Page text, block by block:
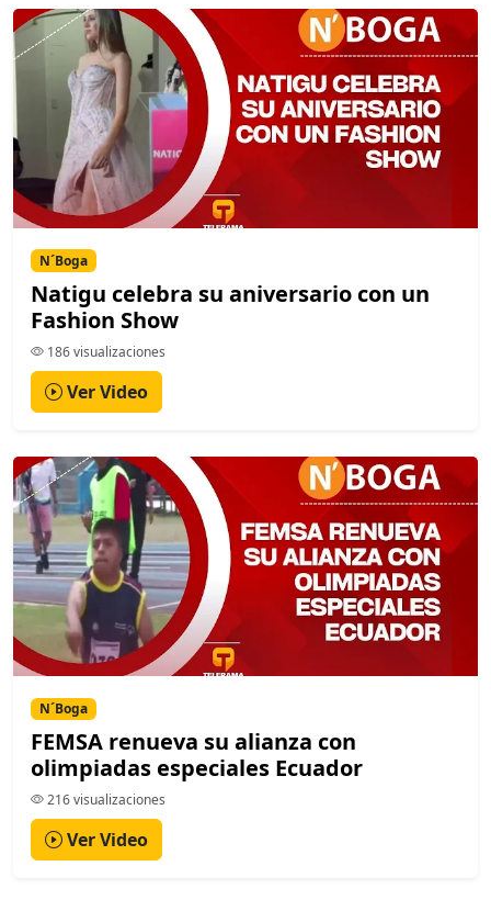
N´Boga
Natigu celebra su aniversario con un
Fashion Show
186 visualizaciones
Ver Video
N´Boga
FEMSA renueva su alianza con
olimpiadas especiales Ecuador
216 visualizaciones
Ver Video